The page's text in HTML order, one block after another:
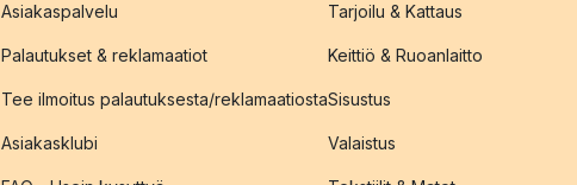
Asiakaspalvelu
Palautukset & reklamaatiot
Tee ilmoitus palautuksesta/reklamaatiosta
Asiakasklubi
Tarjoilu & Kattaus
Keittiö & Ruoanlaitto
Sisustus
Valaistus